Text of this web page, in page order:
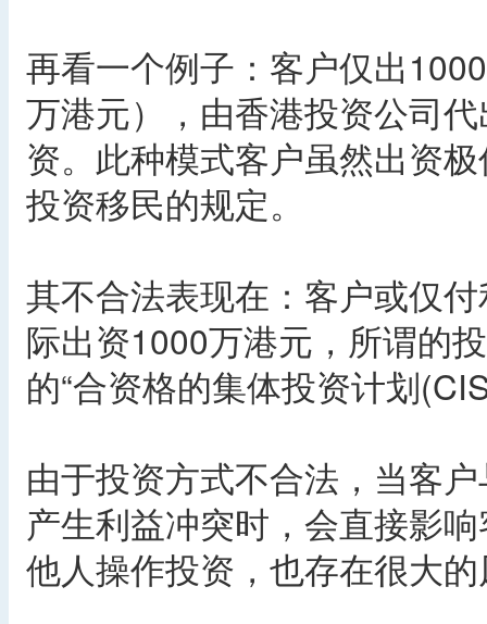
再看一个例子：客户仅出
万港元），由香港投资公司
资。此种模式客户虽然出资
投资移民的规定。
其不合法表现在：客户或仅
际出资1000万港元，所谓的
的“合资格的集体投资计划
由于投资方式不合法，当客
产生利益冲突时，会直接影
他人操作投资，也存在很大